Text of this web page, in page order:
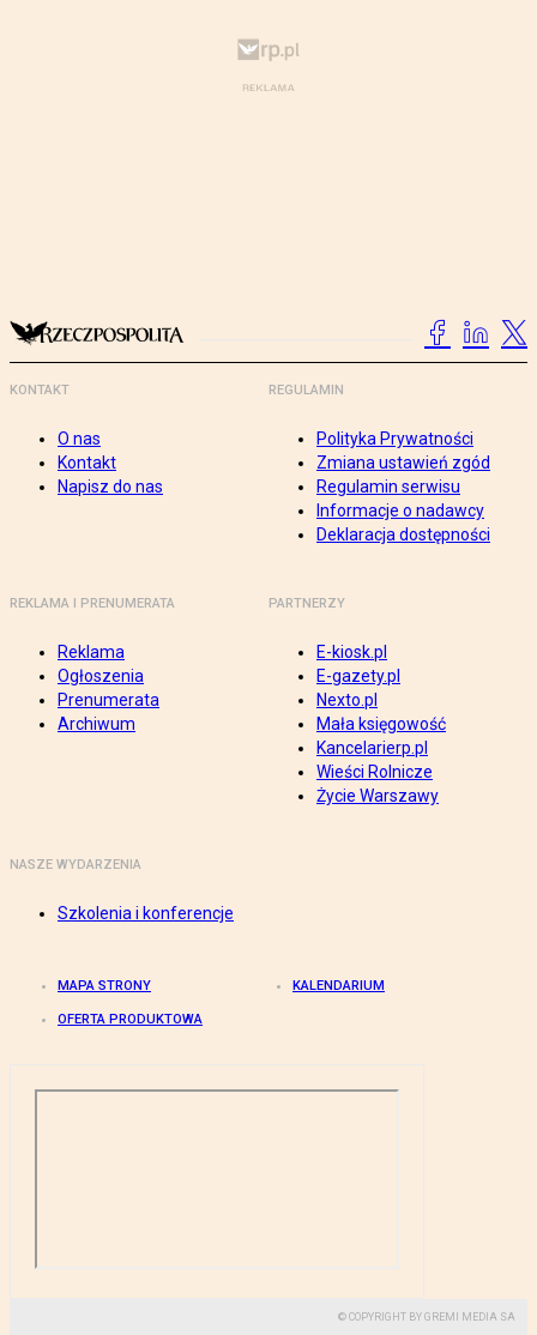
KONTAKT
O nas
Kontakt
Napisz do nas
REGULAMIN
Polityka Prywatności
Zmiana ustawień zgód
Regulamin serwisu
Informacje o nadawcy
Deklaracja dostępności
REKLAMA I PRENUMERATA
Reklama
Ogłoszenia
Prenumerata
Archiwum
PARTNERZY
E-kiosk.pl
E-gazety.pl
Nexto.pl
Mała księgowość
Kancelarierp.pl
Wieści Rolnicze
Życie Warszawy
NASZE WYDARZENIA
Szkolenia i konferencje
MAPA STRONY KALENDARIUM
OFERTA PRODUKTOWA
© COPYRIGHT BY GREMI MEDIA SA